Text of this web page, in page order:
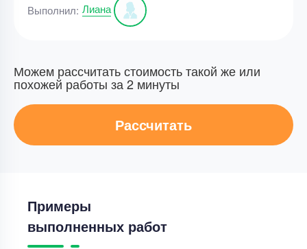
Выполнил: Лиана
Можем рассчитать стоимость такой же или
похожей работы за 2 минуты
Рассчитать
Примеры
выполненных работ